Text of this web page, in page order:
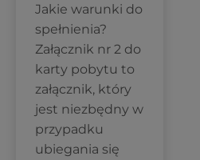
Jakie warunki do
spełnienia?
Załącznik nr 2 do
karty pobytu to
załącznik, który
jest niezbędny w
przypadku
ubiegania się